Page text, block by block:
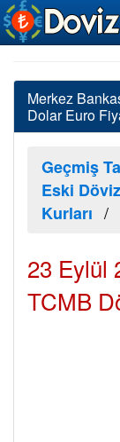
Merkez
Dolar Euro
Geçmiş
Eski
Kurları
23 Eylül
TCMB